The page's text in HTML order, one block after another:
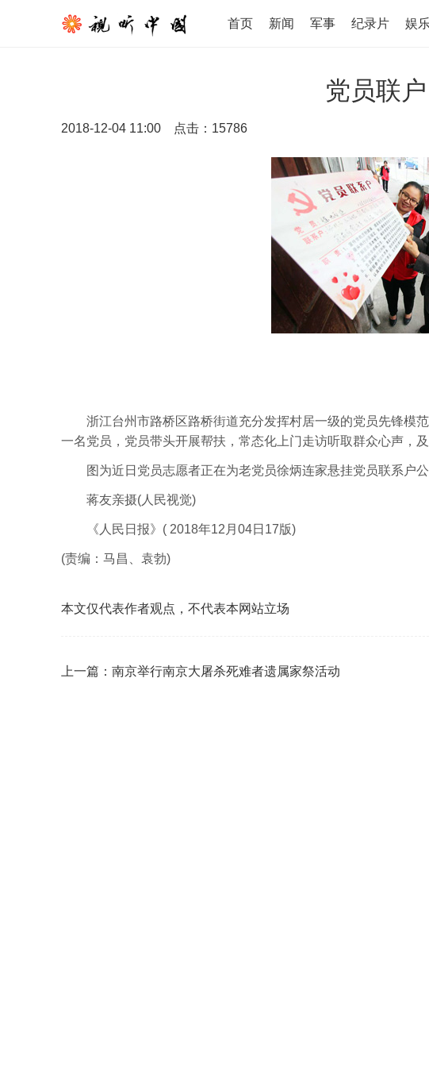
首页 新闻 军事 纪录片 娱
党员联
2018-12-04 11:00 点击： 15786
浙江台州市路桥区路桥街道充分发挥村居一级的党员先锋模范
一名党员，党员带头开展帮扶，常态化上门走访听取群众心声，
图为近日党员志愿者正在为老党员徐炳连家悬挂党员联系户公
蒋友亲摄(人民视觉)
《人民日报》( 2018年12月04日17版)
(责编：马昌、袁勃)
本文仅代表作者观点，不代表本网站立场
上一篇： 南京举行南京大屠杀死难者遗属家祭活动